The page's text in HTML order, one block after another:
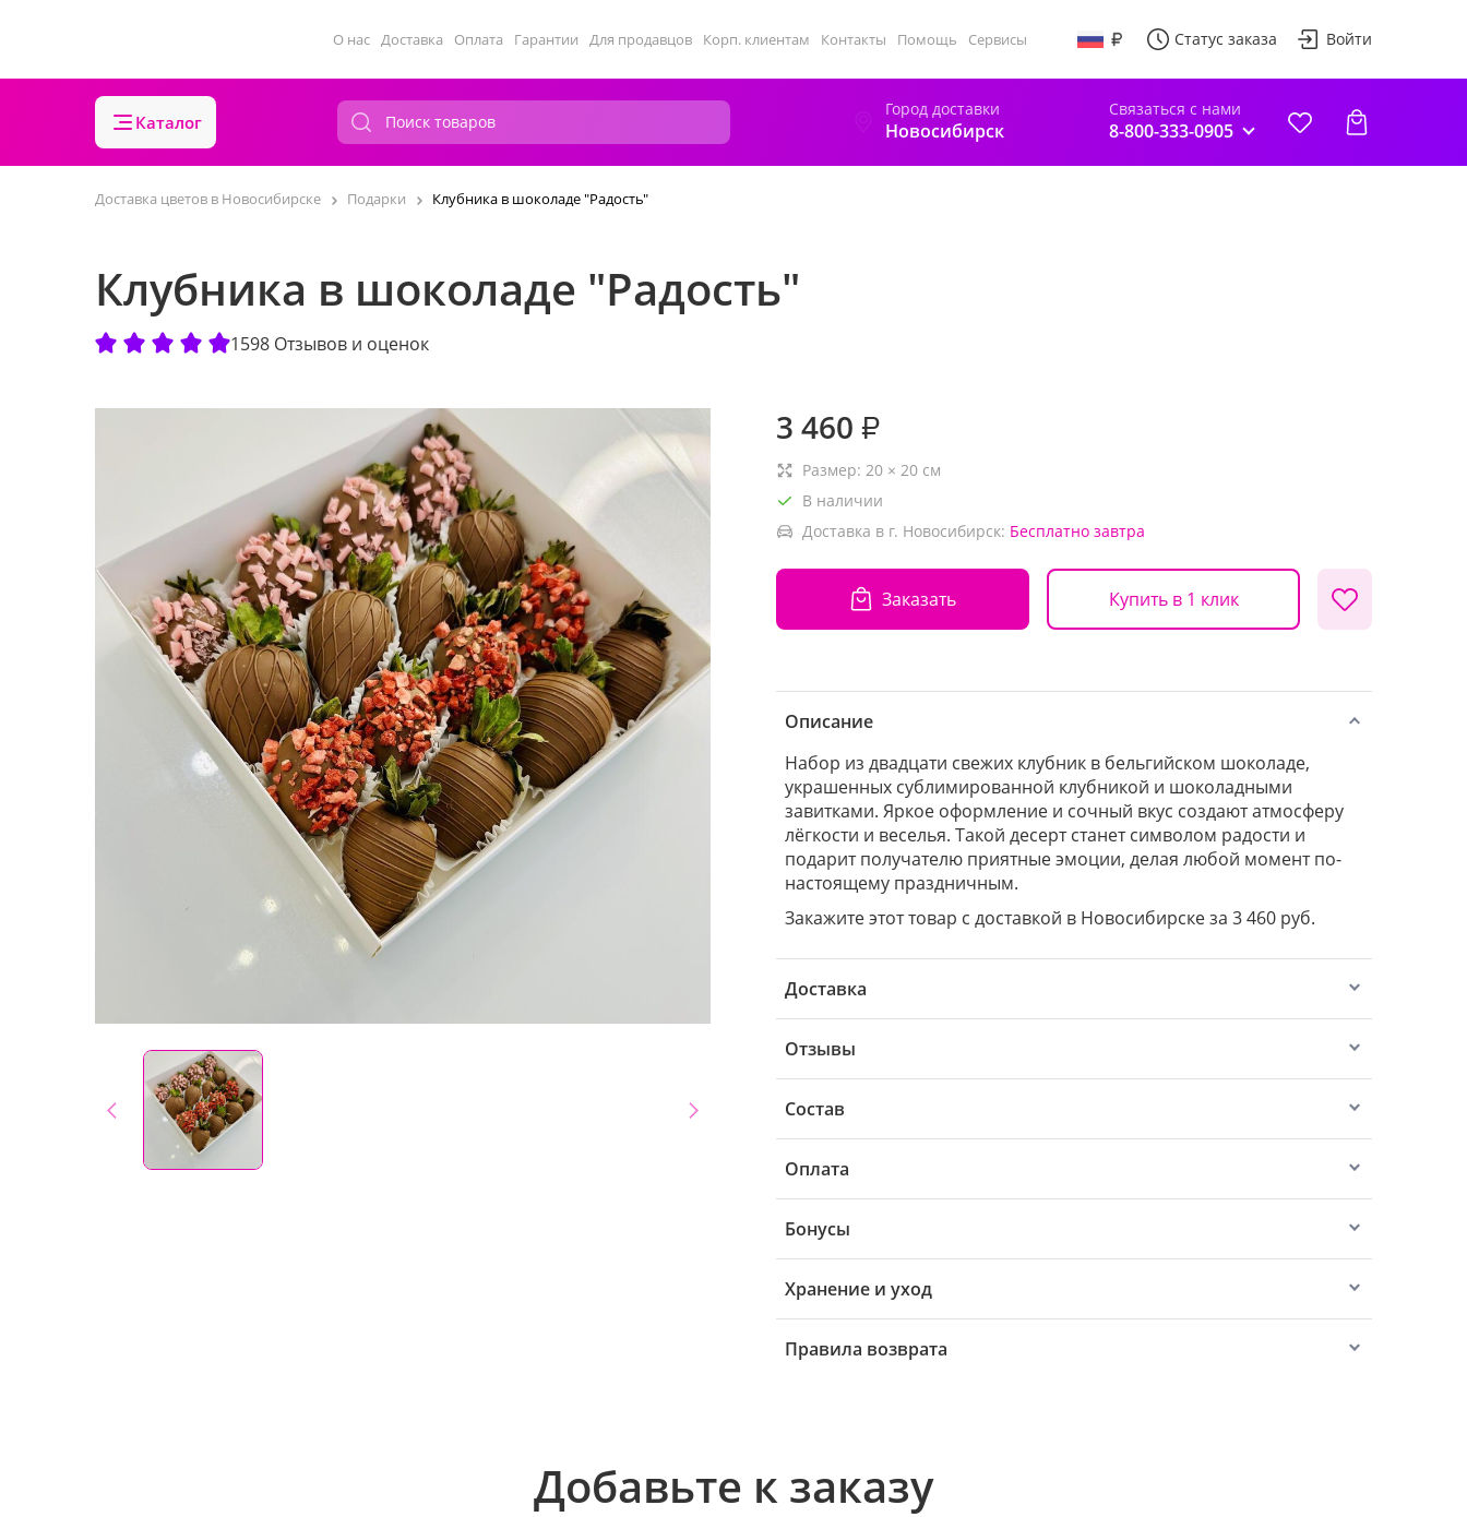
О нас Доставка Оплата Гарантии Для продавцов Корп. клиентам Контакты Помощь Сервисы Статус заказа Войти
Каталог
Город доставки
Новосибирск
Связаться с нами
8-800-333-0905
Доставка цветов в Новосибирске Подарки Клубника в шоколаде "Радость"
Клубника в шоколаде "Радость"
1598 Отзывов и оценок
3 460 ₽
Размер: 20 × 20 см
В наличии
Доставка в г. Новосибирск: Бесплатно завтра
Заказать Купить в 1 клик
Описание
Набор из двадцати свежих клубник в бельгийском шоколаде,
украшенных сублимированной клубникой и шоколадными
завитками. Яркое оформление и сочный вкус создают атмосферу
лёгкости и веселья. Такой десерт станет символом радости и
подарит получателю приятные эмоции, делая любой момент по-
настоящему праздничным.
Закажите этот товар с доставкой в Новосибирске за 3 460 руб.
Доставка
Отзывы
Состав
Оплата
Бонусы
Хранение и уход
Правила возврата
Добавьте к заказу